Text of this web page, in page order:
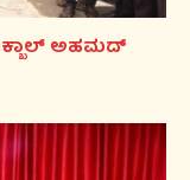
ಅಹಮದ್